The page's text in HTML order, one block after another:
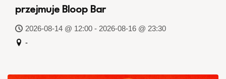
przejmuje Bloop Bar
2026-08-14 @ 12:00 - 2026-08-16 @ 23:30
-